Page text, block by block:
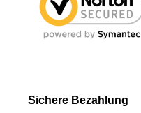
Sichere Bezahlung